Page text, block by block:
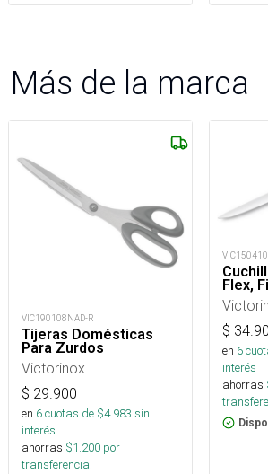
Más de la marca
VIC190108NAD-R
Tijeras Domésticas
Para Zurdos
Victorinox
$ 29.900
en 6cuotas de $4.983 sin
interés
ahorras $1.200 por
transferencia.
Flex,
$
en 6
interés
ahorras